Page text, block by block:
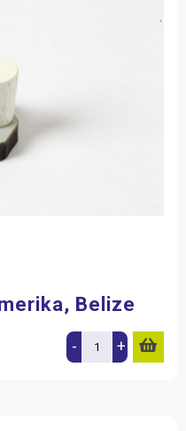
Belize
- +